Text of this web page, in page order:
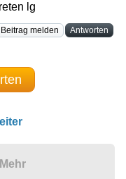
lg
Beitrag melden Antworten
Mehr